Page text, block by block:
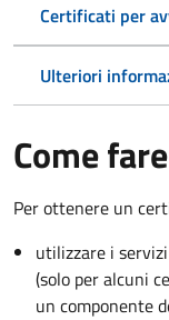
Certificati per
Ulteriori
Come fare
Per ottenere un
utilizzare i
(solo per alcuni
un componente